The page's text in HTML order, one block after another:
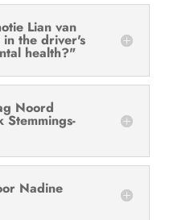
Lian van
the driver's
health?"
Noord
Nadine